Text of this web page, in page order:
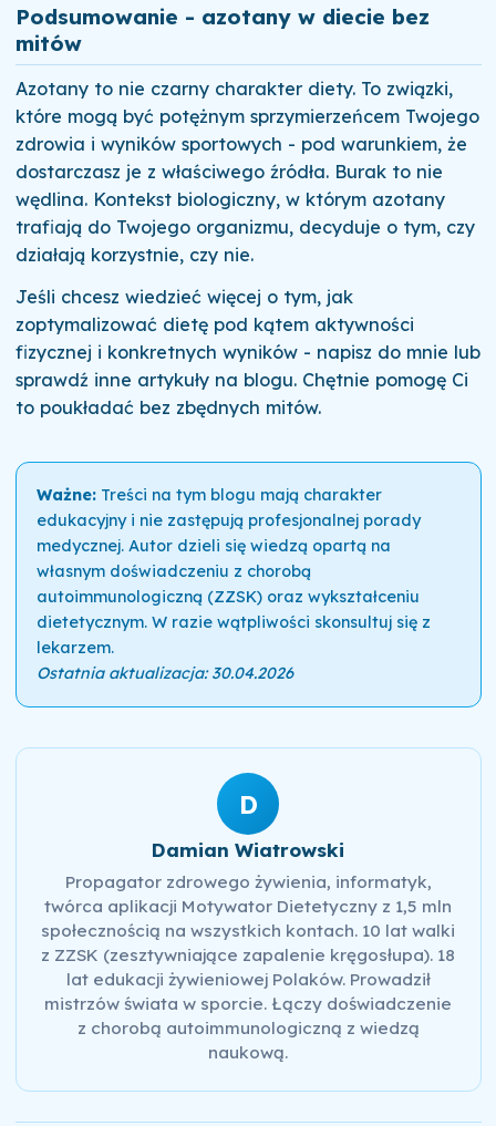
Podsumowanie - azotany w diecie bez
mitów
Azotany to nie czarny charakter diety. To związki,
które mogą być potężnym sprzymierzeńcem Twojego
zdrowia i wyników sportowych - pod warunkiem, że
dostarczasz je z właściwego źródła. Burak to nie
wędlina. Kontekst biologiczny, w którym azotany
trafiają do Twojego organizmu, decyduje o tym, czy
działają korzystnie, czy nie.
Jeśli chcesz wiedzieć więcej o tym, jak
zoptymalizować dietę pod kątem aktywności
fizycznej i konkretnych wyników - napisz do mnie lub
sprawdź inne artykuły na blogu. Chętnie pomogę Ci
to poukładać bez zbędnych mitów.
Ważne:Treści na tym blogu mają charakter
edukacyjny i nie zastępują profesjonalnej porady
medycznej. Autor dzieli się wiedzą opartą na
własnym doświadczeniu z chorobą
autoimmunologiczną (ZZSK) oraz wykształceniu
dietetycznym. W razie wątpliwości skonsultuj się z
lekarzem.
Ostatnia aktualizacja: 30.04.2026
D
Damian Wiatrowski
Propagator zdrowego żywienia, informatyk,
twórca aplikacji Motywator Dietetyczny z 1,5 mln
społecznością na wszystkich kontach. 10 lat walki
z ZZSK (zesztywniające zapalenie kręgosłupa). 18
lat edukacji żywieniowej Polaków. Prowadził
mistrzów świata w sporcie. Łączy doświadczenie
z chorobą autoimmunologiczną z wiedzą
naukową.